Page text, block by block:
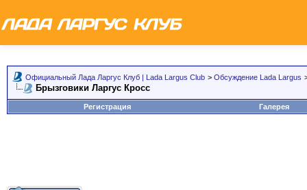
Официальный Лада Ларгус Клуб | Lada Largus Club > Обсуждение Lada Largus
Брызговики Ларгус Кросс
Регистрация Галерея